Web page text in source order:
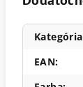
s
o
Kategória
EAN: